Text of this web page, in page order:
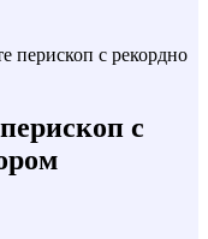
перископ с рекордно
с